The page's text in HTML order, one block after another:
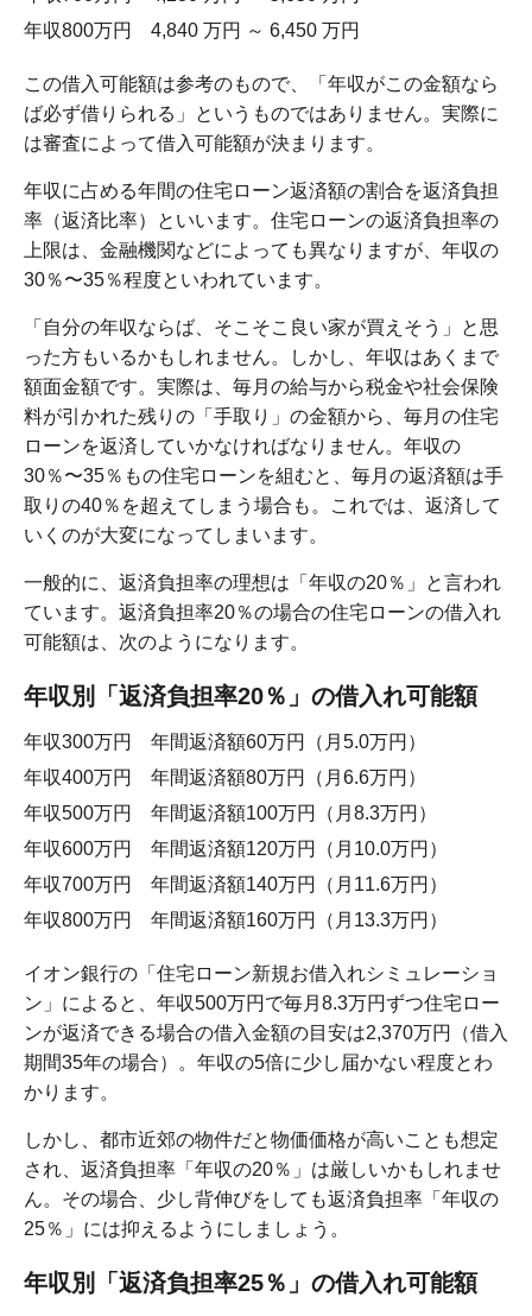
年収800万円 4,840 万円 ～ 6,450 万円
この借入可能額は参考のもので、「年収がこの金額なら
ば必ず借りられる」というものではありません。実際に
は審査によって借入可能額が決まります。
年収に占める年間の住宅ローン返済額の割合を返済負担
率（返済比率）といいます。住宅ローンの返済負担率の
上限は、金融機関などによっても異なりますが、年収の
30％〜35％程度といわれています。
「自分の年収ならば、そこそこ良い家が買えそう」と思
った方もいるかもしれません。しかし、年収はあくまで
額面金額です。実際は、毎月の給与から税金や社会保険
料が引かれた残りの「手取り」の金額から、毎月の住宅
ローンを返済していかなければなりません。年収の
30％〜35％もの住宅ローンを組むと、毎月の返済額は手
取りの40％を超えてしまう場合も。これでは、返済して
いくのが大変になってしまいます。
一般的に、返済負担率の理想は「年収の20％」と言われ
ています。返済負担率20％の場合の住宅ローンの借入れ
可能額は、次のようになります。
年収別「返済負担率20％」の借入れ可能額
年収300万円 年間返済額60万円（月5.0万円）
年収400万円 年間返済額80万円（月6.6万円）
年収500万円 年間返済額100万円（月8.3万円）
年収600万円 年間返済額120万円（月10.0万円）
年収700万円 年間返済額140万円（月11.6万円）
年収800万円 年間返済額160万円（月13.3万円）
イオン銀行の「住宅ローン新規お借入れシミュレーショ
ン」によると、年収500万円で毎月8.3万円ずつ住宅ロー
ンが返済できる場合の借入金額の目安は2,370万円（借入
期間35年の場合）。年収の5倍に少し届かない程度とわ
かります。
しかし、都市近郊の物件だと物価価格が高いことも想定
され、返済負担率「年収の20％」は厳しいかもしれませ
ん。その場合、少し背伸びをしても返済負担率「年収の
25％」には抑えるようにしましょう。
年収別「返済負担率25％」の借入れ可能額